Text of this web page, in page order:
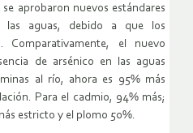
aprobaron nuevos estándares
las aguas, debido a que los
Comparativamente, el nuevo
de arsénico en las aguas
al río, ahora es 95% más
Para el cadmio, 94% más;
estricto y el plomo 50%.